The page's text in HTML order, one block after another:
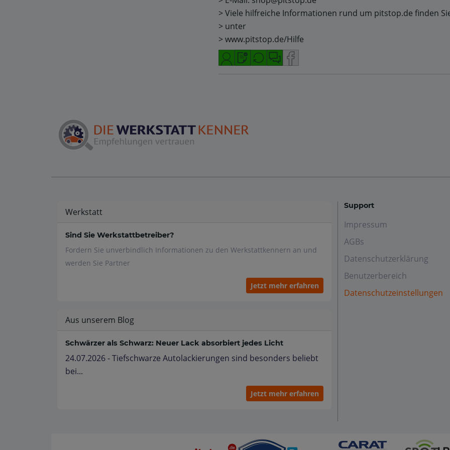
> Viele hilfreiche Informationen rund um pitstop.de finden
> unter
> www.pitstop.de/Hilfe
Werkstatt
Sind Sie Werkstattbetreiber?
Fordern Sie unverbindlich Informationen zu den Werkstattkennern an und
werden Sie Partner
Jetzt mehr erfahren
Aus unserem Blog
Schwärzer als Schwarz: Neuer Lack absorbiert jedes Licht
24.07.2026 - Tiefschwarze Autolackierungen sind besonders beliebt
bei...
Jetzt mehr erfahren
Support
Impressum
AGBs
Datenschutzerklärung
Benutzerbereich
Datenschutzeinstellungen